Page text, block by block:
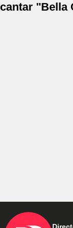
cantar "Bella